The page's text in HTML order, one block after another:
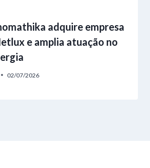
adquire empresa
e amplia atuação no
02/07/2026